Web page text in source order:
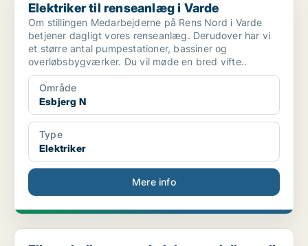
Elektriker til renseanlæg i Varde
Om stillingen Medarbejderne på Rens Nord i Varde
betjener dagligt vores renseanlæg. Derudover har vi
et større antal pumpestationer, bassiner og
overløbsbygværker. Du vil møde en bred vifte..
Område
Esbjerg N
Type
Elektriker
Mere info
Fiberteknikere og tekniske specialister til en fib...